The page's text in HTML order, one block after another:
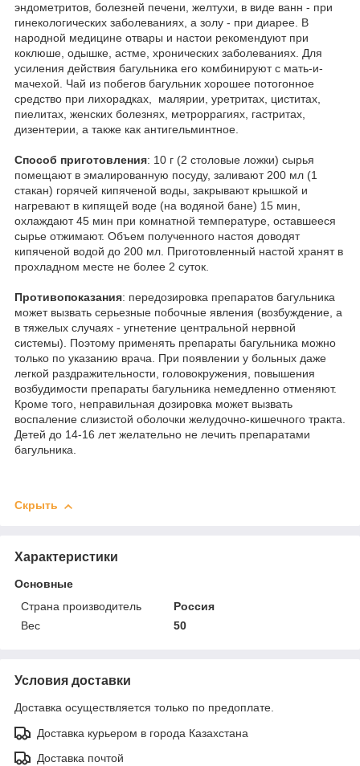
эндометритов, болезней печени, желтухи, в виде ванн - при
гинекологических заболеваниях, а золу - при диарее. В
народной медицине отвары и настои рекомендуют при
коклюше, одышке, астме, хронических заболеваниях. Для
усиления действия багульника его комбинируют с мать-и-
мачехой. Чай из побегов багульник хорошее потогонное
средство при лихорадках, малярии, уретритах, циститах,
пиелитах, женских болезнях, метроррагиях, гастритах,
дизентерии, а также как антигельминтное.
Способ приготовления: 10 г (2 столовые ложки) сырья
помещают в эмалированную посуду, заливают 200 мл (1
стакан) горячей кипяченой воды, закрывают крышкой и
нагревают в кипящей воде (на водяной бане) 15 мин,
охлаждают 45 мин при комнатной температуре, оставшееся
сырье отжимают. Объем полученного настоя доводят
кипяченой водой до 200 мл. Приготовленный настой хранят в
прохладном месте не более 2 суток.
Противопоказания: передозировка препаратов багульника
может вызвать серьезные побочные явления (возбуждение, а
в тяжелых случаях - угнетение центральной нервной
системы). Поэтому применять препараты багульника можно
только по указанию врача. При появлении у больных даже
легкой раздражительности, головокружения, повышения
возбудимости препараты багульника немедленно отменяют.
Кроме того, неправильная дозировка может вызвать
воспаление слизистой оболочки желудочно-кишечного тракта.
Детей до 14-16 лет желательно не лечить препаратами
багульника.
Скрыть
Характеристики
Основные
Страна производитель
Россия
Вес
50
Условия доставки
Доставка осуществляется только по предоплате.
Доставка курьером в города Казахстана
Доставка почтой